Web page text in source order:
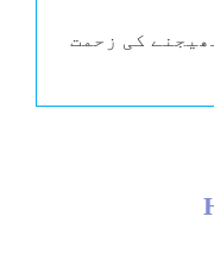
کی زحمت